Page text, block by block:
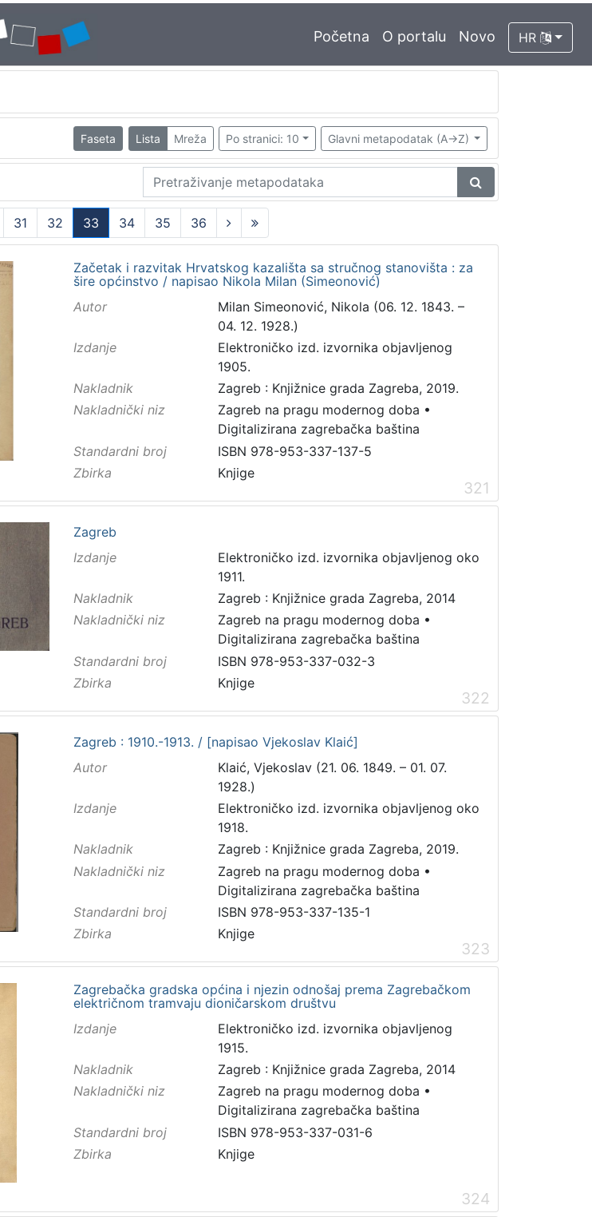
Početna O portalu Novo HR
Faseta Lista Mreža Po stranici: 10 Glavni metapodatak (A->Z)
31 32
33
(current)
34 35
36
Začetak i razvitak Hrvatskog kazališta sa stručnog stanovišta : za
šire općinstvo / napisao Nikola Milan (Simeonović)
Autor
Milan Simeonović, Nikola (06. 12. 1843. –
04. 12. 1928.)
Izdanje
Elektroničko izd. izvornika objavljenog
1905.
Nakladnik
Zagreb : Knjižnice grada Zagreba, 2019.
Nakladnički niz
Zagreb na pragu modernog doba •
Digitalizirana zagrebačka baština
Standardni broj
ISBN 978-953-337-137-5
Zbirka
Knjige
321
Zagreb
Izdanje
Elektroničko izd. izvornika objavljenog oko
1911.
Nakladnik
Zagreb : Knjižnice grada Zagreba, 2014
Nakladnički niz
Zagreb na pragu modernog doba •
Digitalizirana zagrebačka baština
Standardni broj
ISBN 978-953-337-032-3
Zbirka
Knjige
322
Zagreb : 1910.-1913. / [napisao Vjekoslav Klaić]
Autor
Klaić, Vjekoslav (21. 06. 1849. – 01. 07.
1928.)
Izdanje
Elektroničko izd. izvornika objavljenog oko
1918.
Nakladnik
Zagreb : Knjižnice grada Zagreba, 2019.
Nakladnički niz
Zagreb na pragu modernog doba •
Digitalizirana zagrebačka baština
Standardni broj
ISBN 978-953-337-135-1
Zbirka
Knjige
323
Zagrebačka gradska općina i njezin odnošaj prema Zagrebačkom
električnom tramvaju dioničarskom društvu
Izdanje
Elektroničko izd. izvornika objavljenog
1915.
Nakladnik
Zagreb : Knjižnice grada Zagreba, 2014
Nakladnički niz
Zagreb na pragu modernog doba •
Digitalizirana zagrebačka baština
Standardni broj
ISBN 978-953-337-031-6
Zbirka
Knjige
324